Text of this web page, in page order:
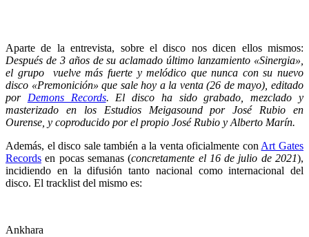
Aparte de la entrevista, sobre el disco nos dicen ellos mismos:
Después de 3 años de su aclamado último lanzamiento «Sinergia»,
el grupo vuelve más fuerte y melódico que nunca con su nuevo
disco «Premonición» que sale hoy a la venta (26 de mayo), editado
por Demons Records. El disco ha sido grabado, mezclado y
masterizado en los Estudios Meigasound por José Rubio en
Ourense, y coproducido por el propio José Rubio y Alberto Marín.
Además, el disco sale también a la venta oficialmente con Art Gates
Records en pocas semanas (concretamente el 16 de julio de 2021),
incidiendo en la difusión tanto nacional como internacional del
disco. El tracklist del mismo es:
Ankhara